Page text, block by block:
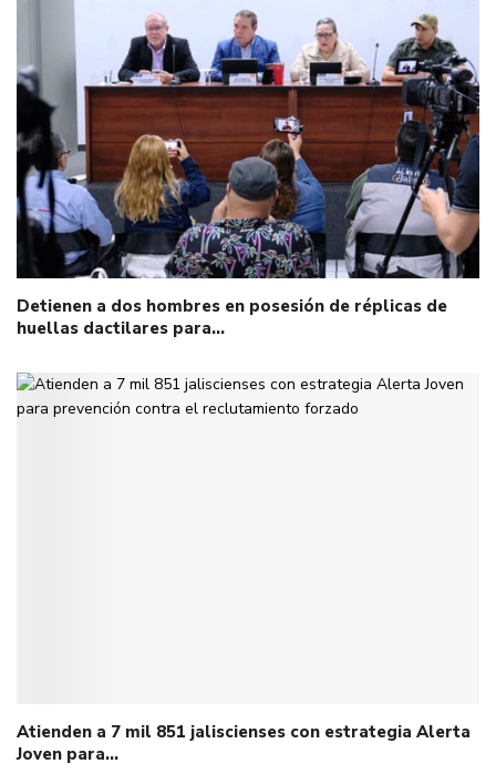
Detienen a dos hombres en posesión de réplicas de
huellas dactilares para…
Atienden a 7 mil 851 jaliscienses con estrategia Alerta
Joven para…